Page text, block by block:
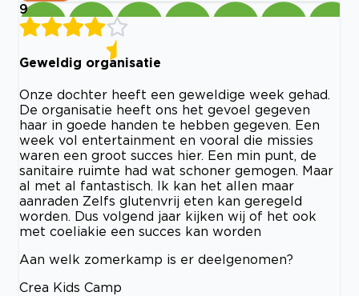
9
Geweldig organisatie
Onze dochter heeft een geweldige week gehad.
De organisatie heeft ons het gevoel gegeven
haar in goede handen te hebben gegeven. Een
week vol entertainment en vooral die missies
waren een groot succes hier. Een min punt, de
sanitaire ruimte had wat schoner gemogen. Maar
al met al fantastisch. Ik kan het allen maar
aanraden Zelfs glutenvrij eten kan geregeld
worden. Dus volgend jaar kijken wij of het ook
met coeliakie een succes kan worden
Aan welk zomerkamp is er deelgenomen?
Crea Kids Camp